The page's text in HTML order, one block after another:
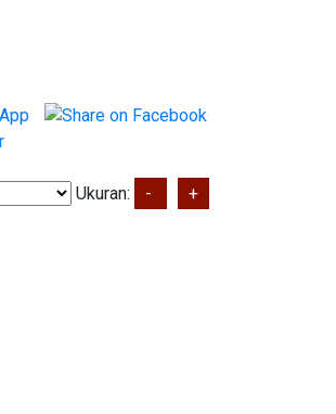
Ukuran: - +